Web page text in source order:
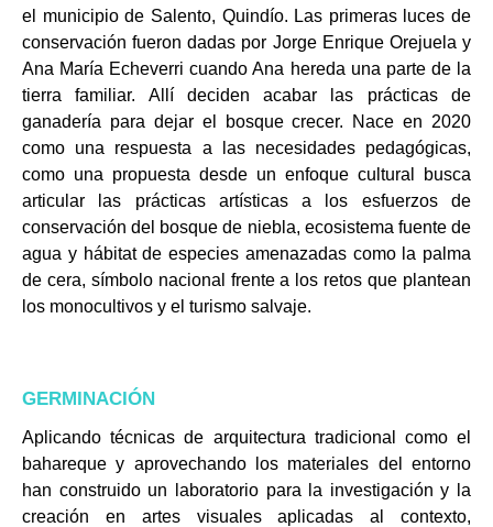
el municipio de Salento, Quindío. Las primeras luces de
conservación fueron dadas por Jorge Enrique Orejuela y
Ana María Echeverri cuando Ana hereda una parte de la
tierra familiar. Allí deciden acabar las prácticas de
ganadería para dejar el bosque crecer. Nace en 2020
como una respuesta a las necesidades pedagógicas,
como una propuesta desde un enfoque cultural busca
articular las prácticas artísticas a los esfuerzos de
conservación del bosque de niebla, ecosistema fuente de
agua y hábitat de especies amenazadas como la palma
de cera, símbolo nacional frente a los retos que plantean
los monocultivos y el turismo salvaje.
GERMINACIÓN
Aplicando técnicas de arquitectura tradicional como el
bahareque y aprovechando los materiales del entorno
han construido un laboratorio para la investigación y la
creación en artes visuales aplicadas al contexto,